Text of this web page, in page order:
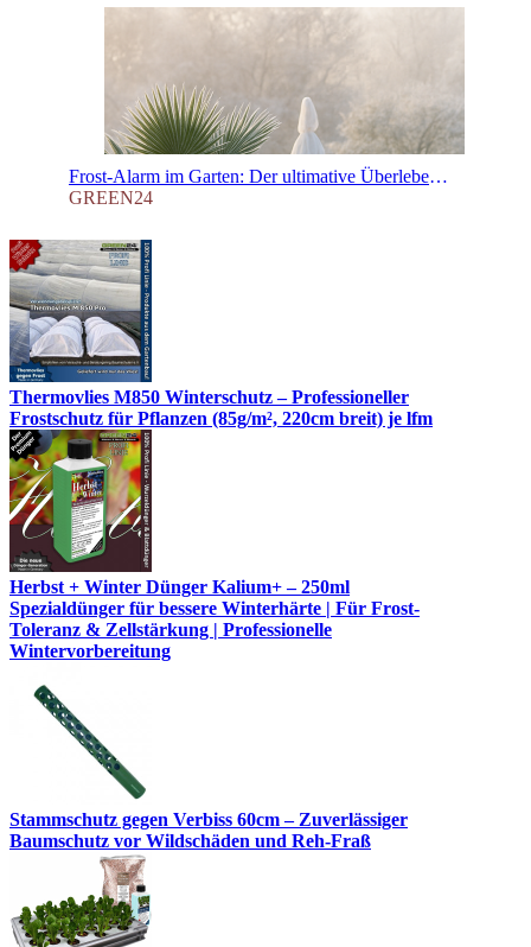
Frost-Alarm im Garten: Der ultimative Überlebens-Guide für Ihre Pflanzen – So schützen Sie Garten- und Kübelpflanzen vor dem Kältetod
GREEN24
Thermovlies M850 Winterschutz – Professioneller
Frostschutz für Pflanzen (85g/m², 220cm breit) je lfm
Herbst + Winter Dünger Kalium+ – 250ml
Spezialdünger für bessere Winterhärte | Für Frost-
Toleranz & Zellstärkung | Professionelle
Wintervorbereitung
Stammschutz gegen Verbiss 60cm – Zuverlässiger
Baumschutz vor Wildschäden und Reh-Fraß